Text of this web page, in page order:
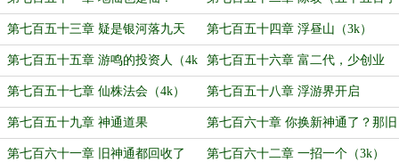
大章）
第七百五十三章 疑是银河落九天 第七百五十四章 浮昼山（3k）
第七百五十五章 游鸣的投资人（4k
大章）
第七百五十六章 富二代，少创业
（4k）
第七百五十七章 仙株法会（4k） 第七百五十八章 浮游界开启
第七百五十九章 神通道果 第七百六十章 你换新神通了？那旧
的呢（4k）
第七百六十一章 旧神通都回收了 第七百六十二章 一招一个（3k）